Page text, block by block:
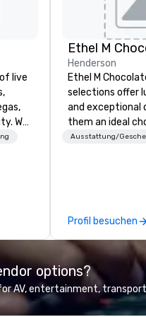
live
We
a
and
Ethel M
Henderson
Ethel M
selections offer
and exceptional
them an ideal
occasions,
thanking clients
or celebrating a
premium
Ethel M
lasting
custom sleeves
Ausstattung/
Profil besuchen
options?
AV, entertainment,